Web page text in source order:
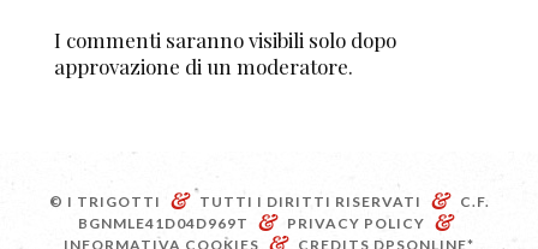
I commenti saranno visibili solo dopo
approvazione di un moderatore.
© I TRIGOTTI & TUTTI I DIRITTI RISERVATI &
C.F.
BGNMLE41D04D969T
& PRIVACY POLICY &
INFORMATIVA COOKIES CREDITS DPSONLINE*